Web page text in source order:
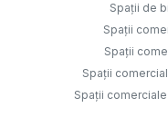
Spații de
Spații
Spații
Spații
Spații